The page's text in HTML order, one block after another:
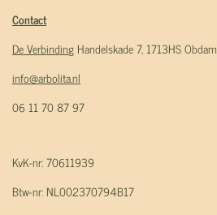
Contact
De Verbinding Handelskade 7, 1713HS Obdam
info@arbolita.nl
06 11 70 87 97
KvK-nr: 70611939
Btw-nr: NL002370794B17